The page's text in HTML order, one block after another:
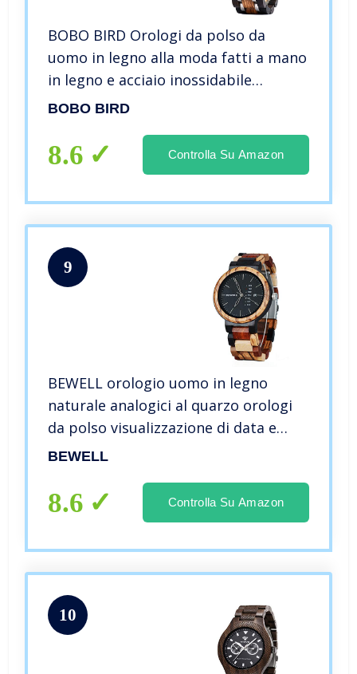
BOBO BIRD Orologi da polso da
uomo in legno alla moda fatti a mano
in legno e acciaio inossidabile
Cronografo militare analogico al
BOBO BIRD
8.6 Controlla Su Amazon
9
BEWELL orologio uomo in legno
naturale analogici al quarzo orologi
da polso visualizzazione di data e
settimana
BEWELL
8.6 Controlla Su Amazon
10